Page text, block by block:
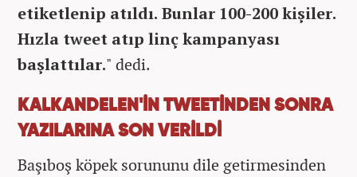
etiketlenip atıldı. Bunlar 100-200 kişiler.
Hızla tweet atıp linç kampanyası
başlattılar." dedi.
KALKANDELEN'İN TWEETİNDEN SONRA
YAZILARINA SON VERİLDİ
Başıboş köpek sorununu dile getirmesinden